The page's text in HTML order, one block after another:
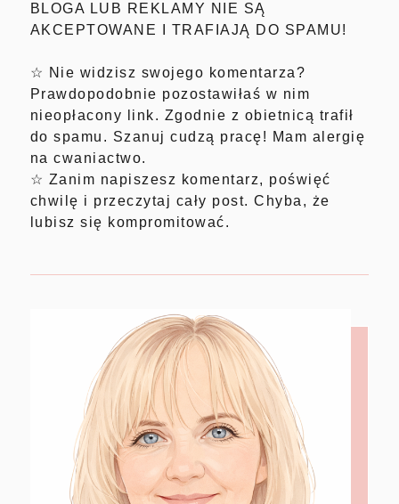
BLOGA LUB REKLAMY NIE SĄ
AKCEPTOWANE I TRAFIAJĄ DO SPAMU!
☆ Nie widzisz swojego komentarza?
Prawdopodobnie pozostawiłaś w nim
nieopłacony link. Zgodnie z obietnicą trafił
do spamu. Szanuj cudzą pracę! Mam alergię
na cwaniactwo.
☆ Zanim napiszesz komentarz, poświęć
chwilę i przeczytaj cały post. Chyba, że
lubisz się kompromitować.